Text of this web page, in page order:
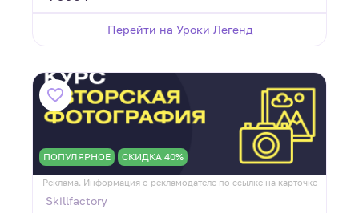
Перейти на Уроки Легенд
ПОПУЛЯРНОЕ СКИДКА 40%
Реклама. Информация о рекламодателе по ссылке на карточке
Skillfactory